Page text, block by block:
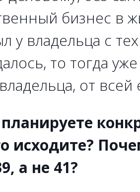
бизнес в
у владельца с
то тогда
от
исходите?
а не 41?